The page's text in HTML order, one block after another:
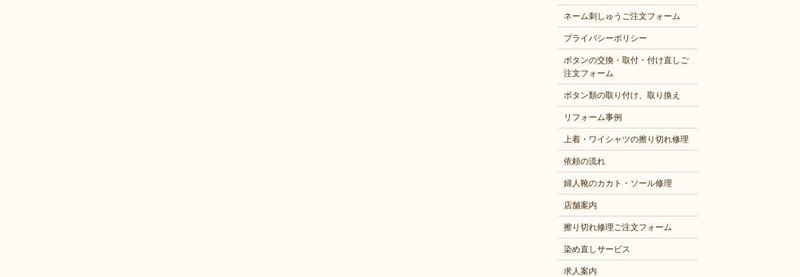
ネーム刺しゅうご注文フォーム
プライバシーポリシー
ボタンの交換・取付・付け直しご
注文フォーム
ボタン類の取り付け、取り換え
リフォーム事例
上着・ワイシャツの擦り切れ修理
依頼の流れ
婦人靴のカカト・ソール修理
店舗案内
擦り切れ修理ご注文フォーム
染め直しサービス
求人案内